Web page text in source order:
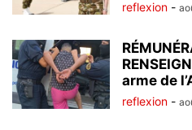
reflexion -
arme de
reflexion -